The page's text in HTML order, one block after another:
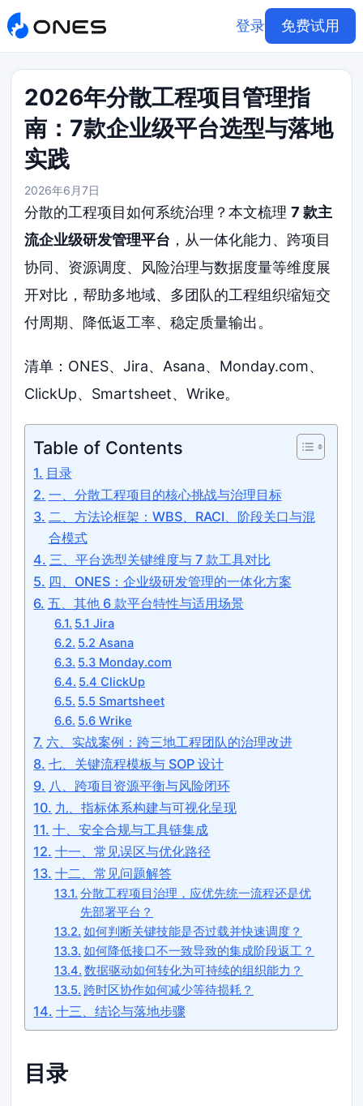
登录 免费试用
2026年分散工程项目管理指
南：7款企业级平台选型与落地
实践
2026年6月7日
分散的工程项目如何系统治理？本文梳理7 款主
流企业级研发管理平台 ，从一体化能力、跨项目
协同、资源调度、风险治理与数据度量等维度展
开对比，帮助多地域、多团队的工程组织缩短交
付周期、降低返工率、稳定质量输出。
清单：ONES、Jira、Asana、Monday.com、
ClickUp、Smartsheet、Wrike。
Table of Contents
目录
一、分散工程项目的核心挑战与治理目标
二、方法论框架：WBS、RACI、阶段关口与混
合模式
三、平台选型关键维度与 7 款工具对比
四、ONES：企业级研发管理的一体化方案
五、其他 6 款平台特性与适用场景
5.1 Jira
5.2 Asana
5.3 Monday.com
5.4 ClickUp
5.5 Smartsheet
5.6 Wrike
六、实战案例：跨三地工程团队的治理改进
七、关键流程模板与 SOP 设计
八、跨项目资源平衡与风险闭环
九、指标体系构建与可视化呈现
十、安全合规与工具链集成
十一、常见误区与优化路径
十二、常见问题解答
分散工程项目治理，应优先统一流程还是优
先部署平台？
如何判断关键技能是否过载并快速调度？
如何降低接口不一致导致的集成阶段返工？
数据驱动如何转化为可持续的组织能力？
跨时区协作如何减少等待损耗？
十三、结论与落地步骤
目录